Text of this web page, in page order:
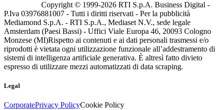
Copyright © 1999-2026 RTI S.p.A. Business Digital -
P.Iva 03976881007 - Tutti i diritti riservati - Per la pubblicità
Mediamond S.p.A. - RTI S.p.A., Mediaset N.V., sede legale
Amsterdam (Paesi Bassi) - Uffici Viale Europa 46, 20093 Cologno
Monzese (MI)Rispetto ai contenuti e ai dati personali trasmessi e/o
riprodotti è vietata ogni utilizzazione funzionale all’addestramento di
sistemi di intelligenza artificiale generativa. È altresì fatto divieto
espresso di utilizzare mezzi automatizzati di data scraping.
Legal
CorporatePrivacy PolicyCookie Policy